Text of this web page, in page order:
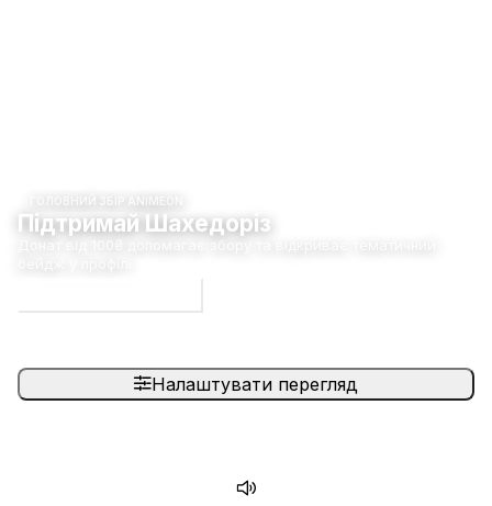
ГОЛОВНИЙ ЗБІР ANIMEON
Підтримай Шахедоріз
Донат від 100₴ допомагає збору та відкриває тематичний
Налаштувати перегляд